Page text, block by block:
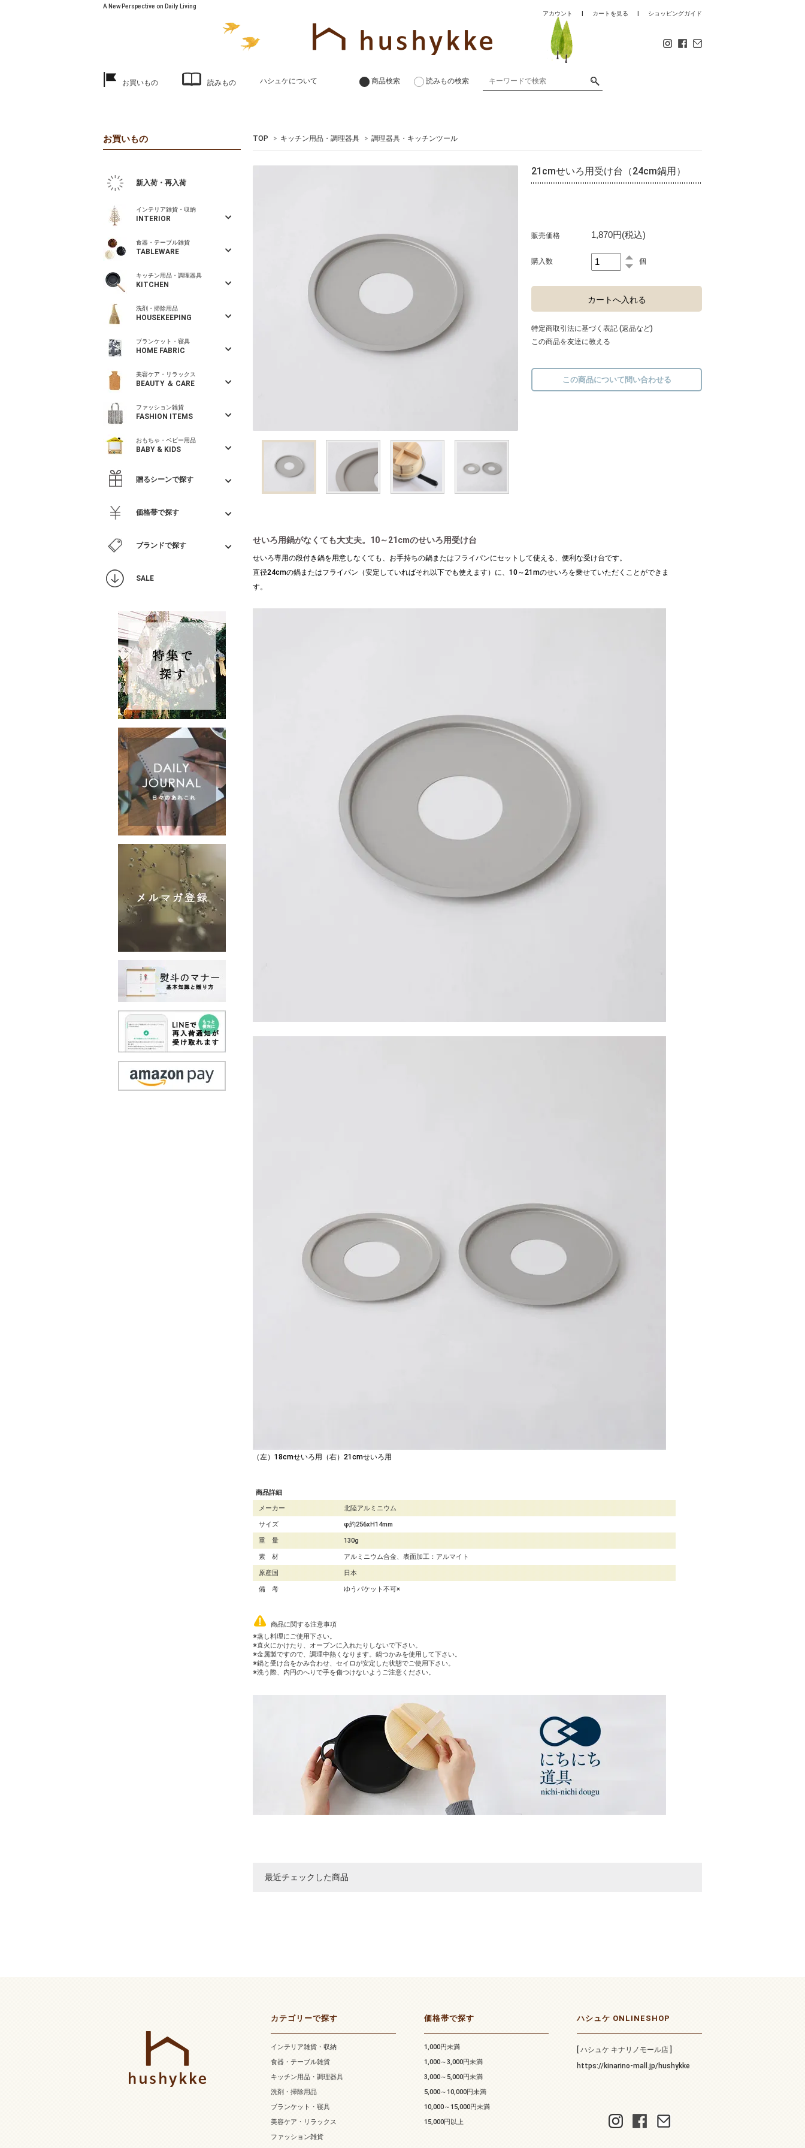
A New Perspective on Daily Living
アカウント
カートを見る ショッピングガイド
お買いもの 読みもの ハシュケについて 商品検索 読みもの検索
TOP > キッチン用品・調理器具 > 調理器具・キッチンツール
21cmせいろ用受け台（24cm鍋用）
販売価格 1,870円(税込)
購入数 個
特定商取引法に基づく表記 (返品など)
この商品を友達に教える
この商品について問い合わせる
せいろ用鍋がなくても大丈夫。10～21cmのせいろ用受け台
せいろ専用の段付き鍋を用意しなくても、お手持ちの鍋またはフライパンにセットして使える、便利な受け台です。
直径24cmの鍋またはフライパン（安定していればそれ以下でも使えます）に、10～21mのせいろを乗せていただくことができま
す。
（左）18cmせいろ用（右）21cmせいろ用
商品詳細
メーカー
北陸アルミニウム
サイズ φ約256xH14mm
重 量 130g
素 材 アルミニウム合金、表面加工：アルマイト
原産国 日本
備 考 ゆうパケット不可×
商品に関する注意事項
※蒸し料理にご使用下さい。
※直火にかけたり、オーブンに入れたりしないで下さい。
※金属製ですので、調理中熱くなります。鍋つかみを使用して下さい。
※鍋と受け台をかみ合わせ、セイロが安定した状態でご使用下さい。
※洗う際、内円のへりで手を傷つけないようご注意ください。
最近チェックした商品
お買いもの
新入荷・再入荷
インテリア雑貨・収納
INTERIOR
食器・テーブル雑貨
TABLEWARE
キッチン用品・調理器具
KITCHEN
洗剤・掃除用品
HOUSEKEEPING
ブランケット・寝具
HOME FABRIC
美容ケア・リラックス
BEAUTY ＆ CARE
ファッション雑貨
FASHION ITEMS
おもちゃ・ベビー用品
BABY & KIDS
贈るシーンで探す
価格帯で探す
ブランドで探す
SALE
カテゴリーで探す
インテリア雑貨・収納
食器・テーブル雑貨
キッチン用品・調理器具
洗剤・掃除用品
ブランケット・寝具
美容ケア・リラックス
ファッション雑貨
価格帯で探す
1,000円未満
1,000～3,000円未満
3,000～5,000円未満
5,000～10,000円未満
10,000～15,000円未満
15,000円以上
ハシュケ ONLINESHOP
[ ハシュケ キナリノモール店 ]
https://kinarino-mall.jp/hushykke